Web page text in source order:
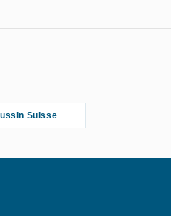
Suisse